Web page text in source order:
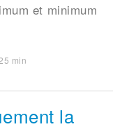
et minimum
min
la